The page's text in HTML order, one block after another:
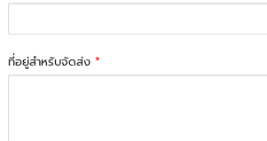
ที่อยู่สำหรับจัดส่ง*